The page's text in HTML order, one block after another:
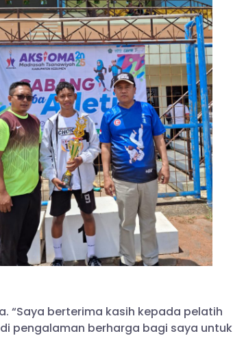
“Saya berterima kasih kepada pelatih
pengalaman berharga bagi saya untuk